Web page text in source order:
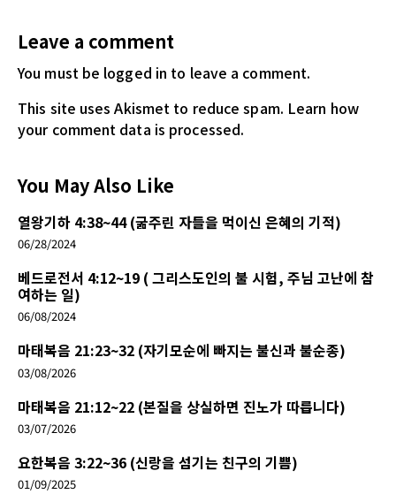
Leave a comment
You must be logged in to leave a comment.
This site uses Akismet to reduce spam. Learn how
your comment data is processed.
You May Also Like
열왕기하 4:38~44 (굶주린 자들을 먹이신 은혜의 기적)
06/28/2024
베드로전서 4:12~19 ( 그리스도인의 불 시험, 주님 고난에 참
여하는 일)
06/08/2024
마태복음 21:23~32 (자기모순에 빠지는 불신과 불순종)
03/08/2026
마태복음 21:12~22 (본질을 상실하면 진노가 따릅니다)
03/07/2026
요한복음 3:22~36 (신랑을 섬기는 친구의 기쁨)
01/09/2025